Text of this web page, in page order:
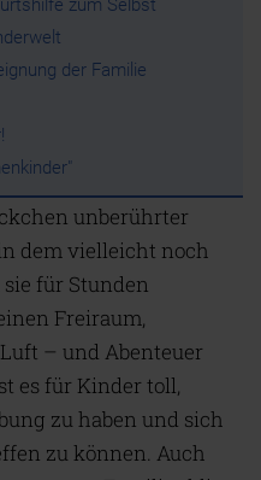
zum Selbst
der Familie
unberührter
dem vielleicht noch
für Stunden
Freiraum,
– und Abenteuer
es für Kinder toll,
zu haben und sich
zu können. Auch